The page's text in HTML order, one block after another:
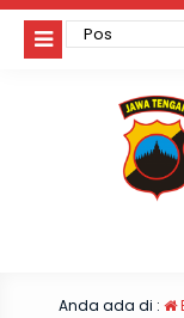
Anda ada di :